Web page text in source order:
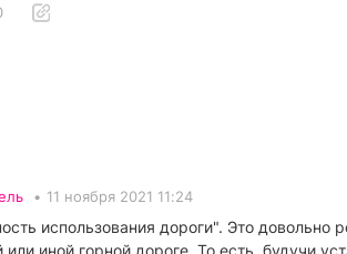
• 11 ноября 2021 11:24
использования дороги". Это
или иной горной дороге. То есть,